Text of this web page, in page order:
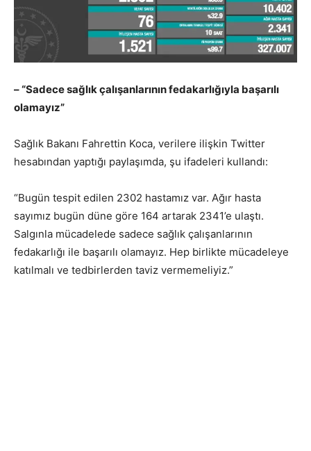
– “Sadece sağlık çalışanlarının fedakarlığıyla başarılı
olamayız”
Sağlık Bakanı Fahrettin Koca, verilere ilişkin Twitter
hesabından yaptığı paylaşımda, şu ifadeleri kullandı:
“Bugün tespit edilen 2302 hastamız var. Ağır hasta
sayımız bugün düne göre 164 artarak 2341’e ulaştı.
Salgınla mücadelede sadece sağlık çalışanlarının
fedakarlığı ile başarılı olamayız. Hep birlikte mücadeleye
katılmalı ve tedbirlerden taviz vermemeliyiz.”